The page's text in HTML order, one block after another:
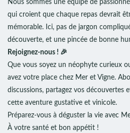
Nous sommes une équipe de
qui croient que chaque repas devrait
mémorable. Ici, pas de jargon
découverte, et une pincée de bonne
Rejoignez-nous ! 🎉
Que vous soyez un néophyte curieux
avez votre place chez Mer et Vigne.
discussions, partagez vos découvertes
cette aventure gustative et vinicole.
Préparez-vous à déguster la vie avec
À votre santé et bon appétit !